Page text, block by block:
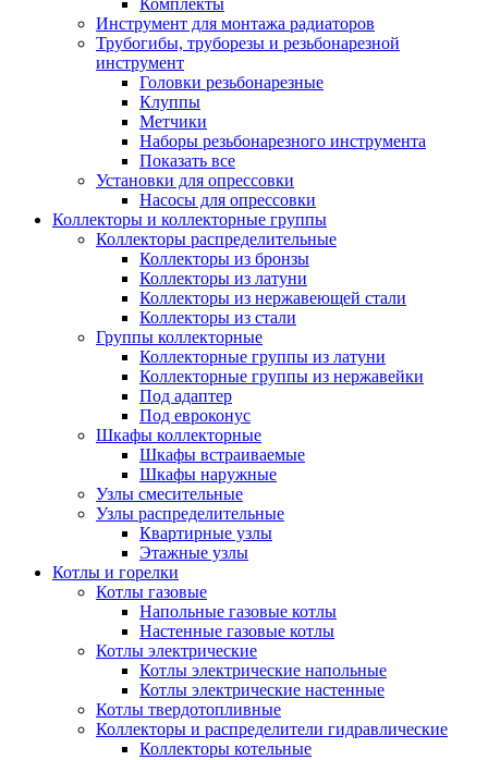
Комплекты
Инструмент для монтажа радиаторов
Трубогибы, труборезы и резьбонарезной
инструмент
Головки резьбонарезные
Клуппы
Метчики
Наборы резьбонарезного инструмента
Показать все
Установки для опрессовки
Насосы для опрессовки
Коллекторы и коллекторные группы
Коллекторы распределительные
Коллекторы из бронзы
Коллекторы из латуни
Коллекторы из нержавеющей стали
Коллекторы из стали
Группы коллекторные
Коллекторные группы из латуни
Коллекторные группы из нержавейки
Под адаптер
Под евроконус
Шкафы коллекторные
Шкафы встраиваемые
Шкафы наружные
Узлы смесительные
Узлы распределительные
Квартирные узлы
Этажные узлы
Котлы и горелки
Котлы газовые
Напольные газовые котлы
Настенные газовые котлы
Котлы электрические
Котлы электрические напольные
Котлы электрические настенные
Котлы твердотопливные
Коллекторы и распределители гидравлические
Коллекторы котельные